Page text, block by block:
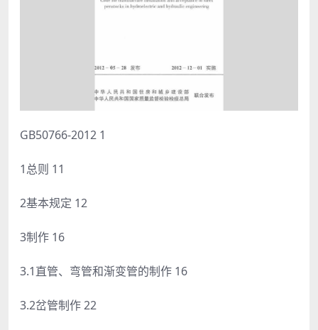
GB50766-2012 1
1总则 11
2基本规定 12
3制作 16
3.1直管、弯管和渐变管的制作 16
3.2岔管制作 22